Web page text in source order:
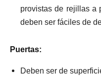
provistas de rejillas a
deben ser fáciles de
Puertas:
Deben ser de